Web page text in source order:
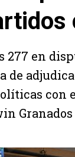
277 en
de
con
Granados